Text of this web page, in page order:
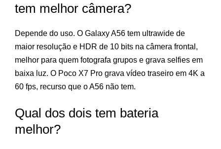
tem melhor câmera?
Depende do uso. O Galaxy A56 tem ultrawide de
maior resolução e HDR de 10 bits na câmera frontal,
melhor para quem fotografa grupos e grava selfies em
baixa luz. O Poco X7 Pro grava vídeo traseiro em 4K a
60 fps, recurso que o A56 não tem.
Qual dos dois tem bateria
melhor?